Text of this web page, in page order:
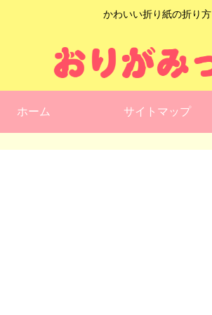
かわいい折り紙の折り方
ホーム サイトマップ